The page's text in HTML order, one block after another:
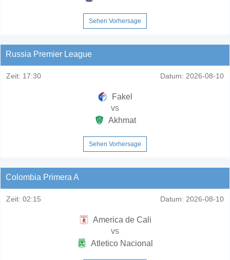
Sehen Vorhersage
Russia Premier League
Zeit: 17:30 Datum: 2026-08-10
Fakel
vs
Akhmat
Sehen Vorhersage
Colombia Primera A
Zeit: 02:15 Datum: 2026-08-10
America de Cali
vs
Atletico Nacional